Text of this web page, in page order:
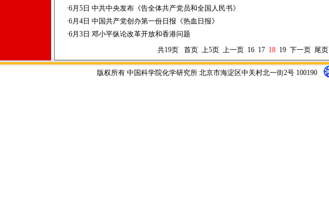
·6月5日 中共中央发布《告全体共产党员和全国人民书》
·6月4日 中国共产党创办第一份日报《热血日报》
·6月3日 邓小平纵论改革开放和香港问题
共19页
首页 上5页 上一页 16 17 18 19 下一页 尾页
版权所有 中国科学院化学研究所 北京市海淀区中关村北一街2号 100190